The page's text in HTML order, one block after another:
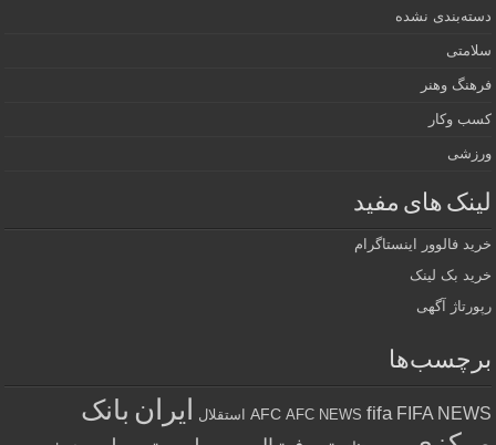
دسته‌بندی نشده
سلامتی
فرهنگ وهنر
کسب وکار
ورزشی
لینک های مفید
خرید فالوور اینستاگرام
خرید بک لینک
رپورتاژ آگهی
برچسب‌ها
AFC AFC NEWS fifa FIFA NEWS استقلال ایران بانک